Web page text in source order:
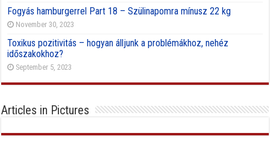
Fogyás hamburgerrel Part 18 – Szülinapomra mínusz 22 kg
November 30, 2023
Toxikus pozitivitás – hogyan álljunk a problémákhoz, nehéz
időszakokhoz?
September 5, 2023
Articles in Pictures